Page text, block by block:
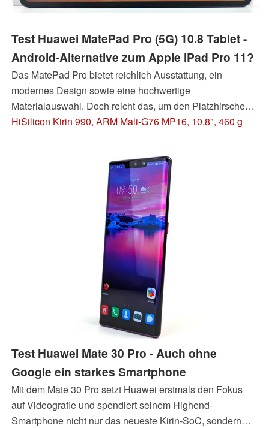
Test Huawei MatePad Pro (5G) 10.8 Tablet -
Android-Alternative zum Apple iPad Pro 11?
Das MatePad Pro bietet reichlich Ausstattung, ein
modernes Design sowie eine hochwertige
Materialauswahl. Doch reicht das, um den Platzhirschen
im Tablet-Segment, dem Apple iPad Pro oder Samsung
HiSilicon Kirin 990, ARM Mali-G76 MP16, 10.8", 460 g
Test Huawei Mate 30 Pro - Auch ohne
Google ein starkes Smartphone
Mit dem Mate 30 Pro setzt Huawei erstmals den Fokus
auf Videografie und spendiert seinem Highend-
Smartphone nicht nur das neueste Kirin-SoC, sondern